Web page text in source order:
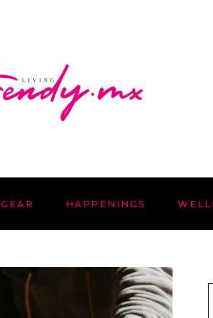
GEAR HAPPENINGS